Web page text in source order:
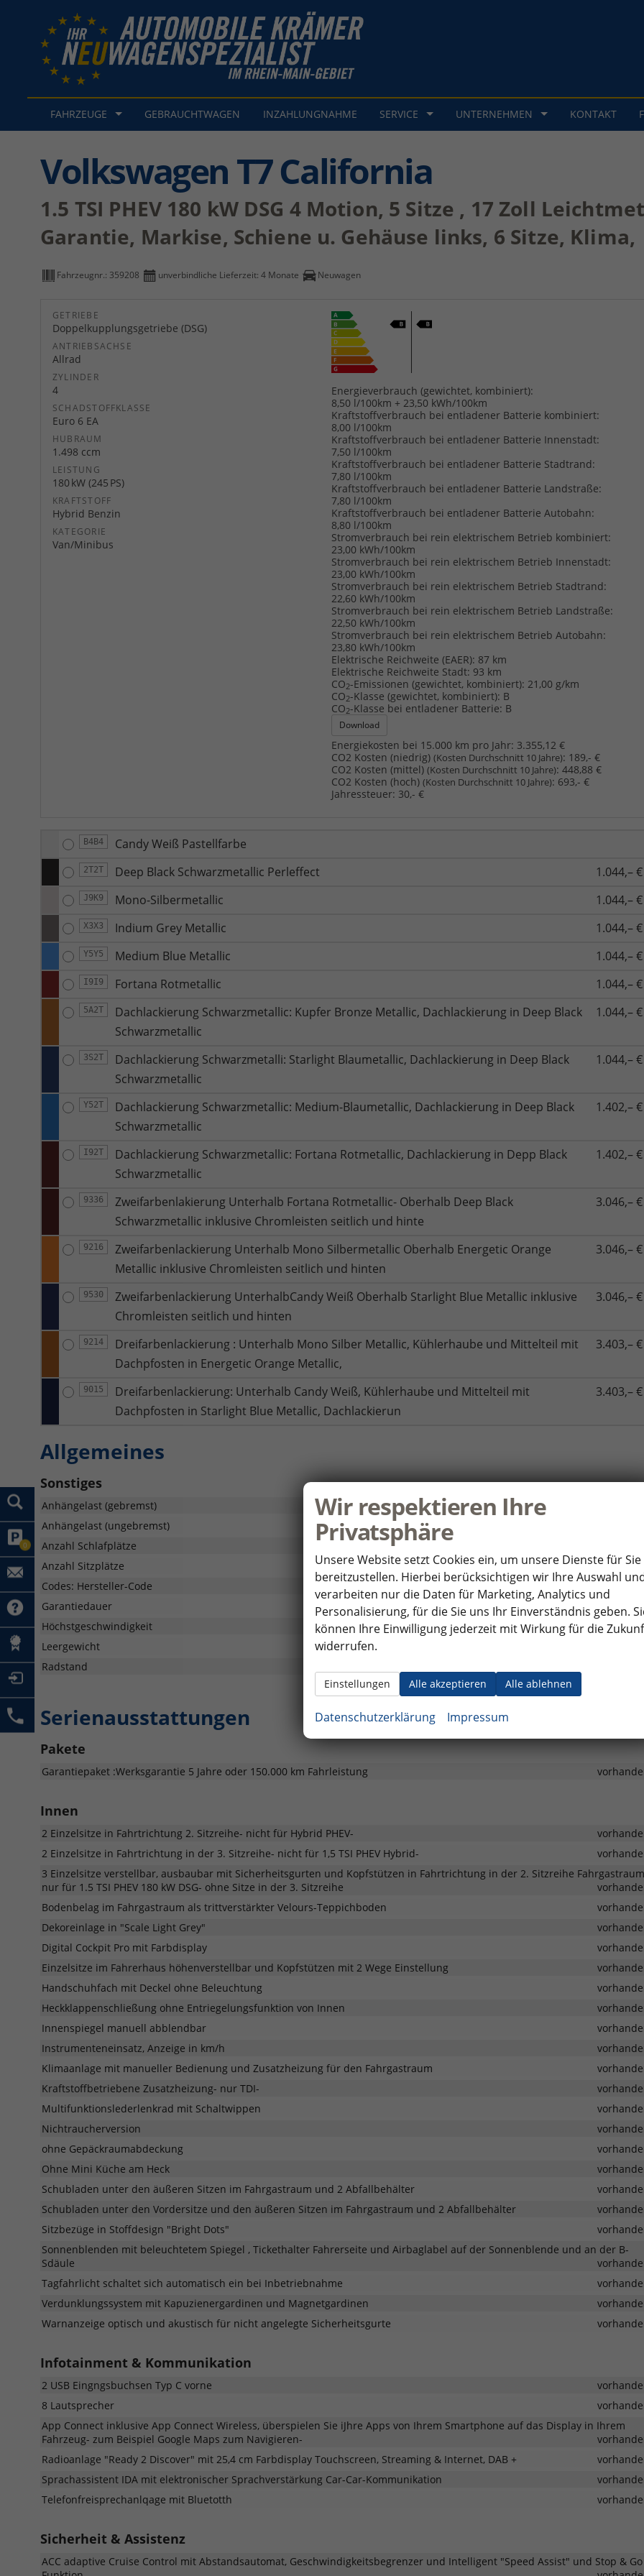
0
FAHRZEUGE GEBRAUCHTWAGEN INZAHLUNGNAHME SERVICE UNTERNEHMEN KONTAKT
Volkswagen T7 California
1.5 TSI PHEV 180 kW DSG 4 Motion, 5 Sitze , 17 Zoll
Garantie, Markise, Schiene u. Gehäuse links, 6 Sitze, Klima,
Fahrzeugnr.: 359208 unverbindliche Lieferzeit: 4 Monate Neuwagen
GETRIEBE
Doppelkupplungsgetriebe (DSG)
ANTRIEBSACHSE
Allrad
ZYLINDER
4
SCHADSTOFFKLASSE
Euro 6 EA
HUBRAUM
1.498 ccm
LEISTUNG
180 kW (245 PS)
KRAFTSTOFF
Hybrid Benzin
KATEGORIE
Van/Minibus
Energieverbrauch (gewichtet, kombiniert):
8,50 l/100km + 23,50 kWh/100km
Kraftstoffverbrauch bei entladener Batterie kombiniert:
8,00 l/100km
Kraftstoffverbrauch bei entladener Batterie Innenstadt:
7,50 l/100km
Kraftstoffverbrauch bei entladener Batterie Stadtrand:
7,80 l/100km
Kraftstoffverbrauch bei entladener Batterie Landstraße:
7,80 l/100km
Kraftstoffverbrauch bei entladener Batterie Autobahn:
8,80 l/100km
Stromverbrauch bei rein elektrischem Betrieb kombiniert:
23,00 kWh/100km
Stromverbrauch bei rein elektrischem Betrieb Innenstadt:
23,00 kWh/100km
Stromverbrauch bei rein elektrischem Betrieb Stadtrand:
22,60 kWh/100km
Stromverbrauch bei rein elektrischem Betrieb Landstraße:
22,50 kWh/100km
Stromverbrauch bei rein elektrischem Betrieb Autobahn:
23,80 kWh/100km
Elektrische Reichweite (EAER): 87 km
Elektrische Reichweite Stadt: 93 km
CO2-Emissionen (gewichtet, kombiniert): 21,00 g/km
CO2-Klasse (gewichtet, kombiniert): B
CO2-Klasse bei entladener Batterie: B
Download
Energiekosten bei 15.000 km pro Jahr: 3.355,12 €
CO2 Kosten (niedrig) (Kosten Durchschnitt 10 Jahre): 189,- €
CO2 Kosten (mittel) (Kosten Durchschnitt 10 Jahre): 448,88 €
CO2 Kosten (hoch) (Kosten Durchschnitt 10 Jahre): 693,- €
Jahressteuer: 30,- €
B4B4 Candy Weiß Pastellfarbe
2T2T Deep Black Schwarzmetallic Perleffect 1.044,– €
J9K9 Mono-Silbermetallic 1.044,– €
X3X3 Indium Grey Metallic 1.044,– €
Y5Y5 Medium Blue Metallic 1.044,– €
I9I9 Fortana Rotmetallic 1.044,– €
5A2T
Dachlackierung Schwarzmetallic: Kupfer Bronze Metallic, Dachlackierung in Deep Black
Schwarzmetallic
1.044,– €
3S2T
Dachlackierung Schwarzmetalli: Starlight Blaumetallic, Dachlackierung in Deep Black
Schwarzmetallic
1.044,– €
Y52T
Dachlackierung Schwarzmetallic: Medium-Blaumetallic, Dachlackierung in Deep Black
Schwarzmetallic
1.402,– €
I92T
Dachlackierung Schwarzmetallic: Fortana Rotmetallic, Dachlackierung in Depp Black
Schwarzmetallic
1.402,– €
9336
Zweifarbenlakierung Unterhalb Fortana Rotmetallic- Oberhalb Deep Black
Schwarzmetallic inklusive Chromleisten seitlich und hinte
3.046,– €
9216
Zweifarbenlackierung Unterhalb Mono Silbermetallic Oberhalb Energetic Orange
Metallic inklusive Chromleisten seitlich und hinten
3.046,– €
9530
Zweifarbenlackierung UnterhalbCandy Weiß Oberhalb Starlight Blue Metallic inklusive
Chromleisten seitlich und hinten
3.046,– €
9214
Dreifarbenlackierung : Unterhalb Mono Silber Metallic, Kühlerhaube und Mittelteil mit
Dachpfosten in Energetic Orange Metallic,
3.403,– €
9015
Dreifarbenlackierung: Unterhalb Candy Weiß, Kühlerhaube und Mittelteil mit
Dachpfosten in Starlight Blue Metallic, Dachlackierun
3.403,– €
Allgemeines
Sonstiges
Anhängelast (gebremst)
Anhängelast (ungebremst)
Anzahl Schlafplätze
Anzahl Sitzplätze
Codes: Hersteller-Code
STC CH9/
Garantiedauer
60 Monate
Höchstgeschwindigkeit
200
Leergewicht
Radstand
Serienausstattungen
Pakete
Garantiepaket :Werksgarantie 5 Jahre oder 150.000 km Fahrleistung
Innen
2 Einzelsitze in Fahrtrichtung 2. Sitzreihe- nicht für Hybrid PHEV-
2 Einzelsitze in Fahrtrichtung in der 3. Sitzreihe- nicht für 1,5 TSI PHEV Hybrid-
3 Einzelsitze verstellbar, ausbaubar mit Sicherheitsgurten und Kopfstützen in Fahrtrichtung in der 2. Sitzreihe
nur für 1.5 TSI PHEV 180 kW DSG- ohne Sitze in der 3. Sitzreihe
Bodenbelag im Fahrgastraum als trittverstärkter Velours-Teppichboden
Dekoreinlage in "Scale Light Grey"
Digital Cockpit Pro mit Farbdisplay
Einzelsitze im Fahrerhaus höhenverstellbar und Kopfstützen mit 2 Wege Einstellung
Handschuhfach mit Deckel ohne Beleuchtung
Heckklappenschließung ohne Entriegelungsfunktion von Innen
Innenspiegel manuell abblendbar
Instrumenteneinsatz, Anzeige in km/h
Klimaanlage mit manueller Bedienung und Zusatzheizung für den Fahrgastraum
Kraftstoffbetriebene Zusatzheizung- nur TDI-
Multifunktionslederlenkrad mit Schaltwippen
Nichtraucherversion
ohne Gepäckraumabdeckung
Ohne Mini Küche am Heck
Schubladen unter den äußeren Sitzen im Fahrgastraum und 2 Abfallbehälter
Schubladen unter den Vordersitze und den äußeren Sitzen im Fahrgastraum und 2 Abfallbehälter
Sitzbezüge in Stoffdesign "Bright Dots"
Sonnenblenden mit beleuchtetem Spiegel , Tickethalter Fahrerseite und Airbaglabel auf der Sonnenblende und an der B-
Sdäule
Tagfahrlicht schaltet sich automatisch ein bei Inbetriebnahme
Verdunklungssystem mit Kapuzienergardinen und Magnetgardinen
Warnanzeige optisch und akustisch für nicht angelegte Sicherheitsgurte
Infotainment & Kommunikation
2 USB Eingngsbuchsen Typ C vorne
8 Lautsprecher
App Connect inklusive App Connect Wireless, überspielen Sie iJhre Apps von Ihrem Smartphone auf das Display in Ihrem
Fahrzeug- zum Beispiel Google Maps zum Navigieren-
Radioanlage "Ready 2 Discover" mit 25,4 cm Farbdisplay Touchscreen, Streaming & Internet, DAB +
Sprachassistent IDA mit elektronischer Sprachverstärkung Car-Car-Kommunikation
Telefonfreisprechanlqage mit Bluetotth
Sicherheit & Assistenz
ACC adaptive Cruise Control mit Abstandsautomat, Geschwindigkeitsbegrenzer und Intelligent "Speed Assist" und Stop & Go
Wir respektieren Ihre
Privatsphäre
Unsere Website setzt Cookies ein, um unsere Dienste für Sie
bereitzustellen. Hierbei berücksichtigen wir Ihre Auswahl
verarbeiten nur die Daten für Marketing, Analytics und
Personalisierung, für die Sie uns Ihr Einverständnis geben.
können Ihre Einwilligung jederzeit mit Wirkung für die
widerrufen.
Alle akzeptieren Alle ablehnen
Einstellungen
Datenschutzerklärung Impressum